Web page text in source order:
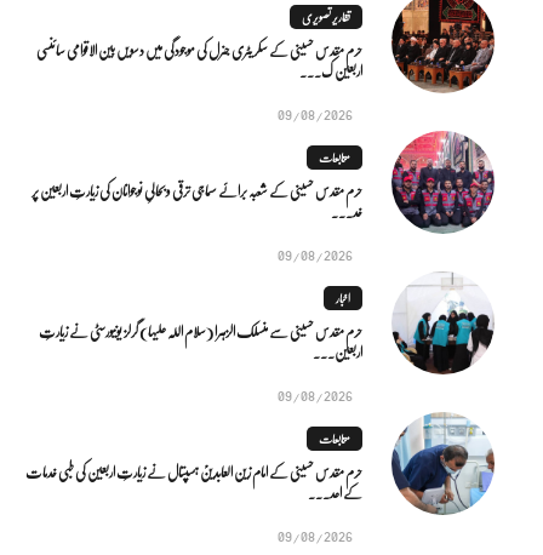
تقاریر تصویری
حرم مقدس حسینی کے سکریٹری جنرل کی موجودگی میں دسویں بین الاقوامی سائنسی
اربعین ک...
09/08/2026
متابعات
حرم مقدس حسینی کے شعبہ برائے سماجی ترقی و بحالیِ نوجوانان کی زیارتِ اربعین پر
خد...
09/08/2026
اخبار
حرم مقدس حسینی سے منسلک الزہرا (سلام اللہ علیہا) گرلز یونیورسٹی نے زیارتِ
اربعین...
09/08/2026
متابعات
حرم مقدس حسینی کے امام زین العابدینؑ ہسپتال نے زیارتِ اربعین کی طبی خدمات
کے اعد...
09/08/2026